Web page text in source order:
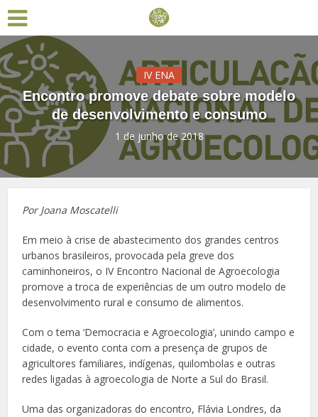
IV ENA
Encontro promove debate sobre modelo
de desenvolvimento e consumo
1 de junho de 2018
Por Joana Moscatelli
Em meio à crise de abastecimento dos grandes centros
urbanos brasileiros, provocada pela greve dos
caminhoneiros, o IV Encontro Nacional de Agroecologia
promove a troca de experiências de um outro modelo de
desenvolvimento rural e consumo de alimentos.
Com o tema ‘Democracia e Agroecologia’, unindo campo e
cidade, o evento conta com a presença de grupos de
agricultores familiares, indígenas, quilombolas e outras
redes ligadas à agroecologia de Norte a Sul do Brasil.
Uma das organizadoras do encontro, Flávia Londres, da